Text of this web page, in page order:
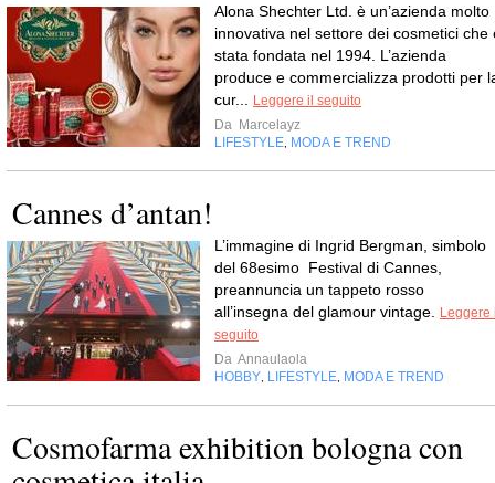
Alona Shechter Ltd. è un’azienda molto
innovativa nel settore dei cosmetici che
stata fondata nel 1994. L’azienda
produce e commercializza prodotti per
cur...
Leggere il seguito
Da Marcelayz
LIFESTYLE MODA E TREND
Cannes d’antan!
L’immagine di Ingrid Bergman, simbolo
del 68esimo Festival di Cannes,
preannuncia un tappeto rosso
all’insegna del glamour vintage.
Leggere
seguito
Da Annaulaola
HOBBY LIFESTYLE MODA E TREND
Cosmofarma exhibition bologna con